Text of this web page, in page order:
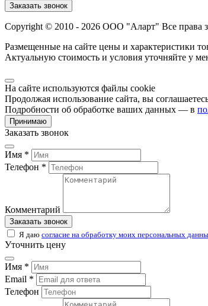
Заказать звонок
Copyright © 2010 - 2026 ООО "Аларт" Все права
Размещенные на сайте цены и характеристики
Актуальную стоимость и условия уточняйте у
На сайте используются файлы cookie
Продолжая использование сайта, вы
Подробности об обработке ваших данных — в
Принимаю
Заказать звонок
Имя *
Телефон *
Комментарий
Заказать звонок
Я даю согласие на обработку моих персональных
Уточнить цену
Имя *
Email *
Телефон